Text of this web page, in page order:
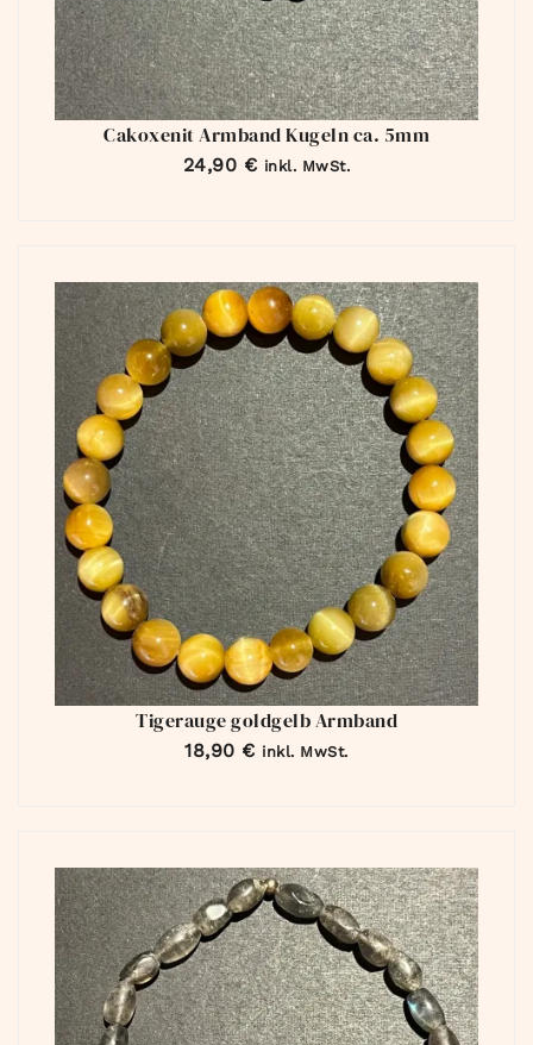
Cakoxenit Armband Kugeln ca. 5mm
24,90 € inkl. MwSt.
Tigerauge goldgelb Armband
18,90 € inkl. MwSt.